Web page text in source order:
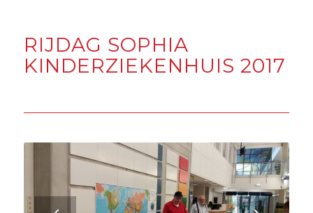
RIJDAG SOPHIA
KINDERZIEKENHUIS 2017